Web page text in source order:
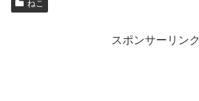
ねこ
スポンサーリンク